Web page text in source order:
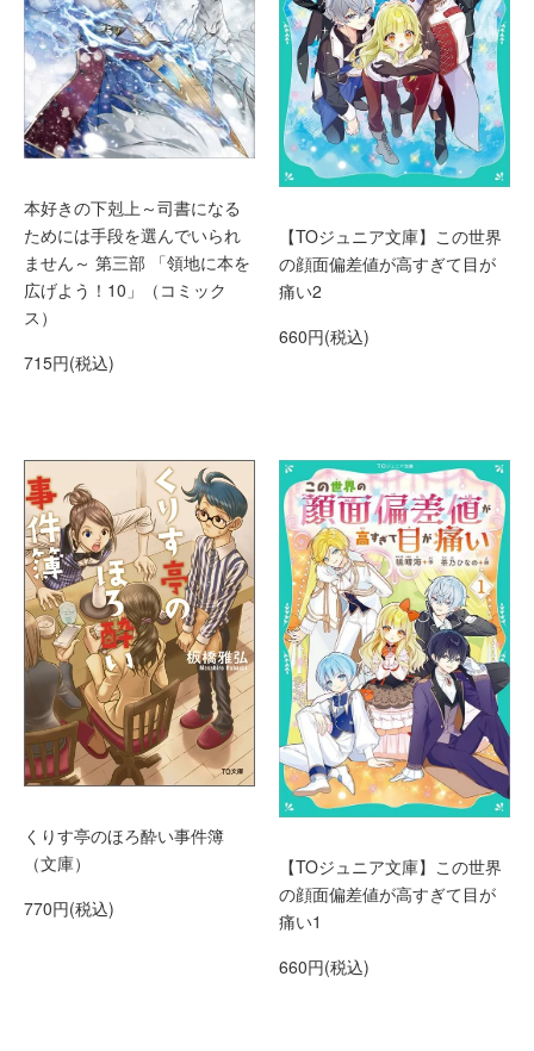
本好きの下剋上～司書になる
ためには手段を選んでいられ
ません～ 第三部 「領地に本を
広げよう！10」（コミック
ス）
715円(税込)
【TOジュニア文庫】この世界
の顔面偏差値が高すぎて目が
痛い2
660円(税込)
くりす亭のほろ酔い事件簿
（文庫）
770円(税込)
【TOジュニア文庫】この世界
の顔面偏差値が高すぎて目が
痛い1
660円(税込)